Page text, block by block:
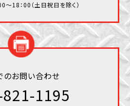
〜18：00（土日祝日を除く）
のお問い合わせ
1195